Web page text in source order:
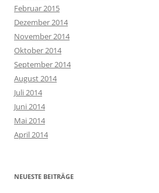
Februar 2015
Dezember 2014
November 2014
Oktober 2014
September 2014
August 2014
Juli 2014
Juni 2014
Mai 2014
April 2014
NEUESTE BEITRÄGE